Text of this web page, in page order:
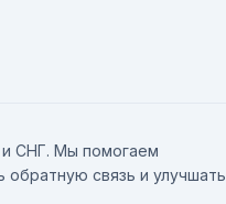
СНГ. Мы помогаем
связь и улучшать